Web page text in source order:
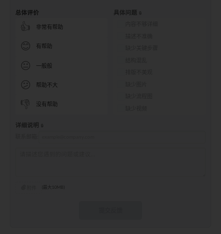
总体评价
👍 非常有帮助
😊 有帮助
😐 一般般
😕 帮助不大
👎 没有帮助
具体问题
详细说明
(最大10MB)